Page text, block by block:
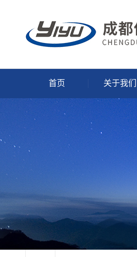
首页 关于我们